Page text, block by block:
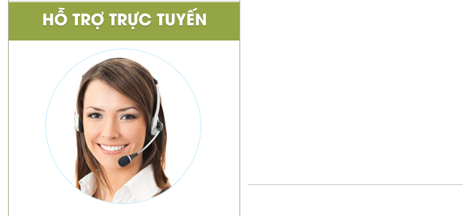
HỖ TRỢ TRỰC TUYẾN